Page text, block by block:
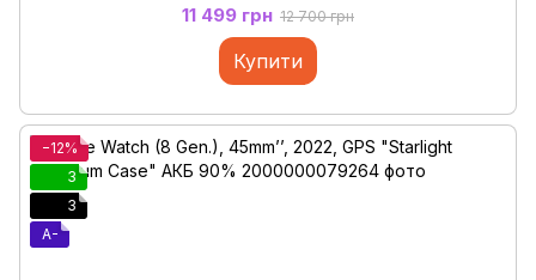
11 499 грн 12 700 грн
Купити
−12%
3
3
A-